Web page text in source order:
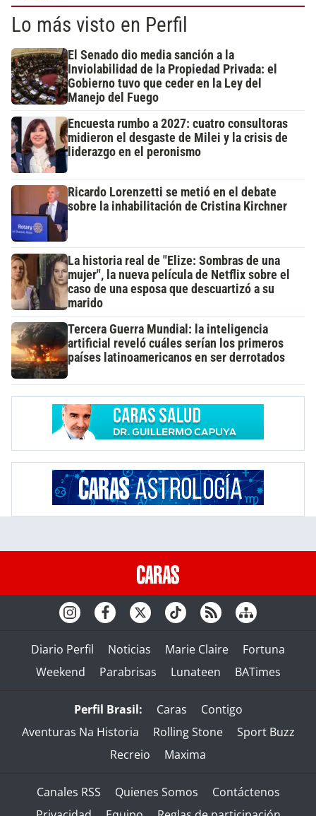
Lo más visto en Perfil
El Senado dio media sanción a la
Inviolabilidad de la Propiedad Privada: el
Gobierno tuvo que ceder en la Ley del
Manejo del Fuego
Encuesta rumbo a 2027: cuatro consultoras
midieron el desgaste de Milei y la crisis de
liderazgo en el peronismo
Ricardo Lorenzetti se metió en el debate
sobre la inhabilitación de Cristina Kirchner
La historia real de "Elize: Sombras de una
mujer", la nueva película de Netflix sobre el
caso de una esposa que descuartizó a su
marido
Tercera Guerra Mundial: la inteligencia
artificial reveló cuáles serían los primeros
países latinoamericanos en ser derrotados
Diario Perfil Noticias Marie Claire
Fortuna
Weekend
Parabrisas Lunateen BATimes
Perfil Brasil: Caras
Contigo
Aventuras Na Historia
Rolling Stone
Sport Buzz
Recreio
Maxima
Canales RSS Quienes Somos
Contáctenos